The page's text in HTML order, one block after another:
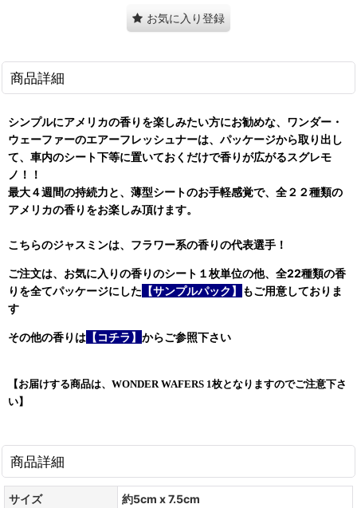
お気に入り登録
商品詳細
シンプルにアメリカの香りを楽しみたい方にお勧めな、ワンダー・
ウェーファーのエアーフレッシュナーは、パッケージから取り出し
て、車内のシート下等に置いておくだけで香りが広がるスグレモ
ノ！！
最大４週間の持続力と、薄型シートのお手軽感覚で、全２２種類の
アメリカの香りをお楽しみ頂けます。
こちらのジャスミンは、フラワー系の香りの代表選手！
ご注文は、お気に入りの香りのシート１枚単位の他、全22種類の香
りを全てパッケージにした 【サンプルパック】
もご用意しておりま
す
その他の香りは 【コチラ】 からご参照下さい
【お届けする商品は、WONDER WAFERS 1枚となりますのでご注意下さ
い】
商品詳細
サイズ 約5cm x 7.5cm